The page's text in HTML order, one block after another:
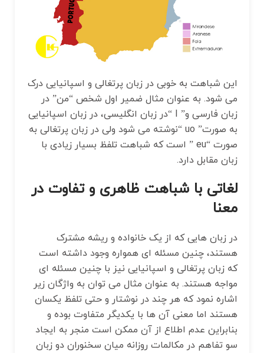
این شباهت به خوبی در زبان پرتغالی و اسپانیایی درک
می شود. به عنوان مثال ضمیر اول شخص “من” در
زبان فارسی و” I “در زبان انگلیسی، در زبان اسپانیایی
به صورت” uo “نوشته می شود ولی در زبان پرتغالی به
صورت “eu ” است که شباهت تلفظ بسیار زیادی با
زبان مقابل دارد.
لغاتی با شباهت ظاهری و تفاوت در
معنا
در زبان هایی که از یک خانواده و ریشه مشترک
هستند، چنین مسئله‌ ای همواره وجود داشته است
که زبان پرتغالی و اسپانیایی نیز با چنین مسئله ای
مواجه هستند. به عنوان مثال می ‌توان به واژگان زیر
اشاره نمود که هر چند در نوشتار و حتی تلفظ یکسان
هستند اما معنی آن ها با یکدیگر متفاوت بوده و
بنابراین عدم اطلاع از آن ممکن است منجر به ایجاد
سو تفاهم در مکالمات روزانه میان سخنوران دو زبان